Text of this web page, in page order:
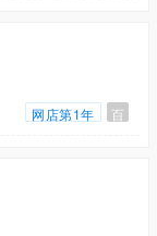
网店第1年 百